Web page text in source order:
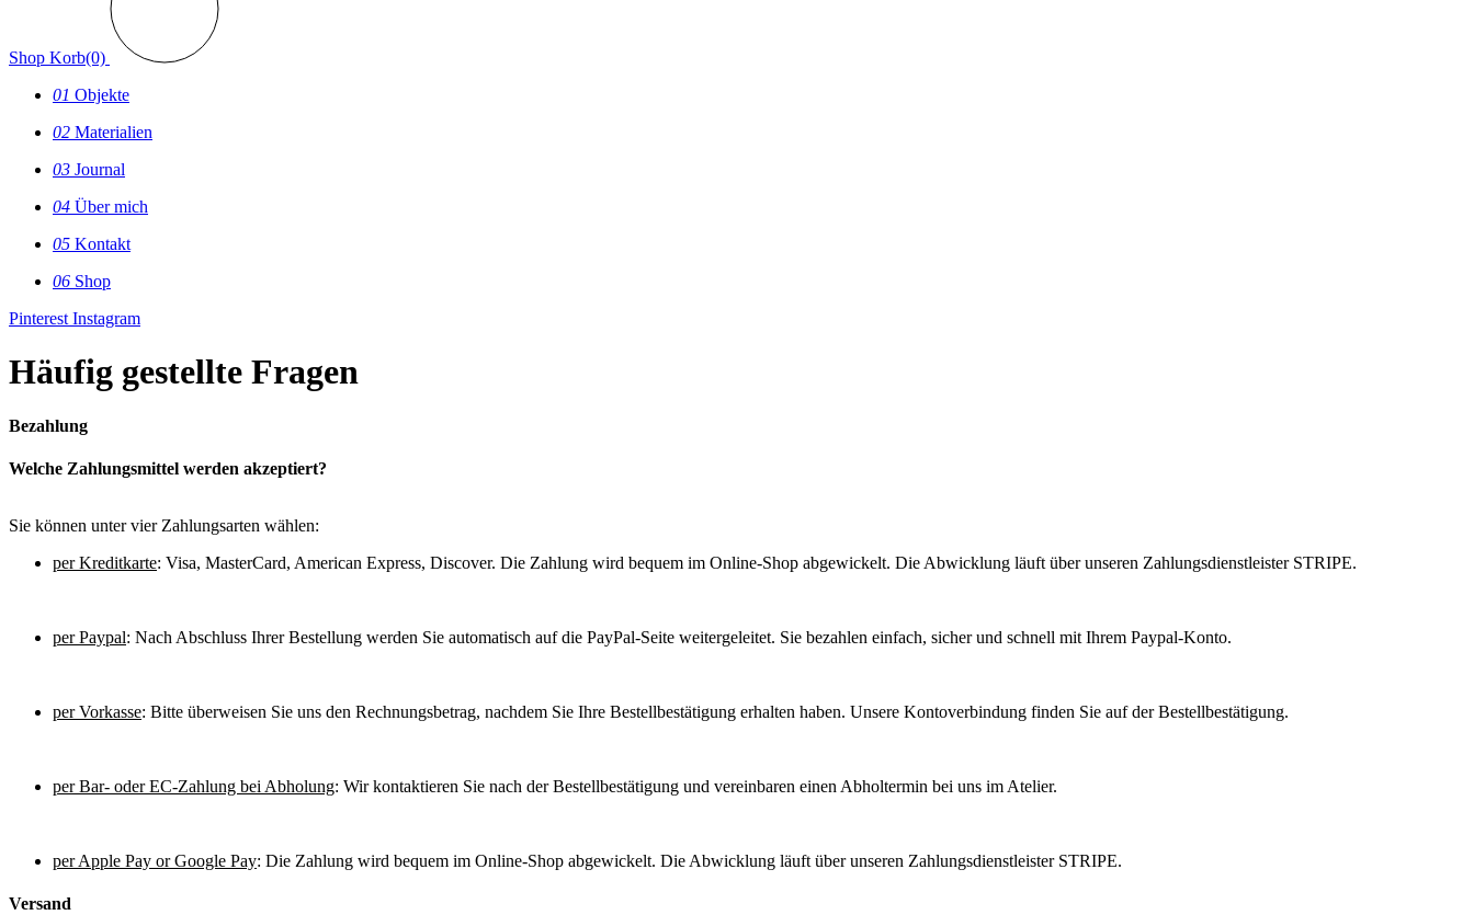
Shop Korb(0)
01 Objekte
02 Materialien
03 Journal
04 Über mich
05 Kontakt
06 Shop
Pinterest Instagram
Häufig gestellte Fragen
Bezahlung
Welche Zahlungsmittel werden akzeptiert?
Sie können unter vier Zahlungsarten wählen:
per Kreditkarte: Visa, MasterCard, American Express, Discover. Die Zahlung wird bequem im Online-Shop abgewickelt. Die Abwicklung läuft über unseren Zahlungsdienstleister STRIPE.
per Paypal: Nach Abschluss Ihrer Bestellung werden Sie automatisch auf die PayPal-Seite weitergeleitet. Sie bezahlen einfach, sicher und schnell mit Ihrem Paypal-Konto.
per Vorkasse: Bitte überweisen Sie uns den Rechnungsbetrag, nachdem Sie Ihre Bestellbestätigung erhalten haben. Unsere Kontoverbindung finden Sie auf der Bestellbestätigung.
per Bar- oder EC-Zahlung bei Abholung: Wir kontaktieren Sie nach der Bestellbestätigung und vereinbaren einen Abholtermin bei uns im Atelier.
per Apple Pay or Google Pay: Die Zahlung wird bequem im Online-Shop abgewickelt. Die Abwicklung läuft über unseren Zahlungsdienstleister STRIPE.
Versand